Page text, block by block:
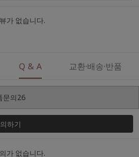
가 없습니다.
Q & A 교환·배송·반품
문의26
하기
가 없습니다.